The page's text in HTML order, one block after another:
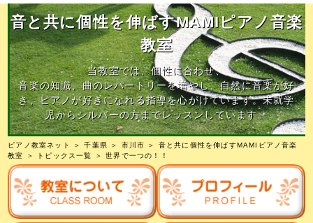
音と共に個性を伸ばすMAMIピアノ音楽
教室
当教室では、個性に合わせ、
音楽の知識、曲のレパートリーを増やし、自然に音楽が好
き、ピアノが好きになれる指導を心がけています。未就学
児からシルバーの方までレッスンしています。
ピアノ教室ネット ＞千葉県 ＞ 市川市 ＞ 音と共に個性を伸ばすMAMIピアノ音楽
教室
＞ トピックス一覧 ＞ 世界で一つの！！